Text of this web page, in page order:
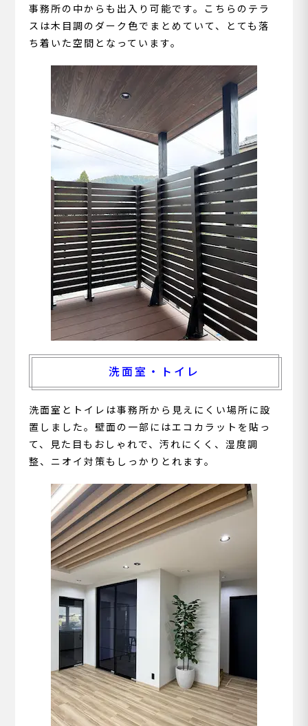
事務所の中からも出入り可能です。こちらのテラ
スは木目調のダーク色でまとめていて、とても落
ち着いた空間となっています。
洗面室・トイレ
洗面室とトイレは事務所から見えにくい場所に設
置しました。壁面の一部にはエコカラットを貼っ
て、見た目もおしゃれで、汚れにくく、湿度調
整、ニオイ対策もしっかりとれます。